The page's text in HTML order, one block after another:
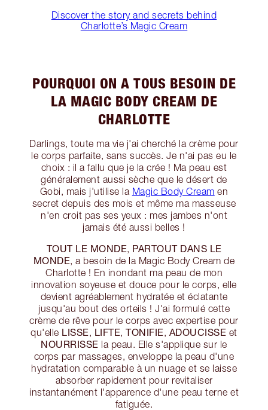
Discover the story and secrets behind
Charlotte’s Magic Cream
POURQUOI ON A TOUS BESOIN DE
LA MAGIC BODY CREAM DE
CHARLOTTE
Darlings, toute ma vie j'ai cherché la crème pour
le corps parfaite, sans succès. Je n'ai pas eu le
choix : il a fallu que je la crée ! Ma peau est
généralement aussi sèche que le désert de
Gobi, mais j'utilise la Magic Body Cream en
secret depuis des mois et même ma masseuse
n'en croit pas ses yeux : mes jambes n'ont
jamais été aussi belles !
TOUT LE MONDE, PARTOUT DANS LE
MONDE, a besoin de la Magic Body Cream de
Charlotte ! En inondant ma peau de mon
innovation soyeuse et douce pour le corps, elle
devient agréablement hydratée et éclatante
jusqu'au bout des orteils ! J'ai formulé cette
crème de rêve pour le corps avec expertise pour
qu'elle LISSE, LIFTE,TONIFIE, ADOUCISSE et
NOURRISSE la peau. Elle s'applique sur le
corps par massages, enveloppe la peau d'une
hydratation comparable à un nuage et se laisse
absorber rapidement pour revitaliser
instantanément l'apparence d'une peau terne et
fatiguée.